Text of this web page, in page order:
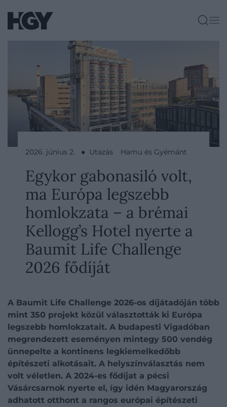
2026. június 2. ● Utazás Hamu és Gyémánt
Egykor gabonasiló volt,
ma Európa legszebb
homlokzata – a brémai
Kellogg’s Hotel nyerte a
Baumit Life Challenge
2026 fődíját
A Baumit Life Challenge 2026-os díjátadóján több
mint 350 projekt közül választották ki Európa
legszebb homlokzatait. A budapesti Vigadóban
megrendezett eseményen mintegy 500 vendég
ünnepelte a kontinens legkiemelkedőbb
építészeti alkotásait. A helyszínválasztás nem
volt véletlen. A 2024-es fődíjat a pécsi
Vásárcsarnok nyerte el, így idén Magyarország
adhatott otthont a rangos európai építészeti